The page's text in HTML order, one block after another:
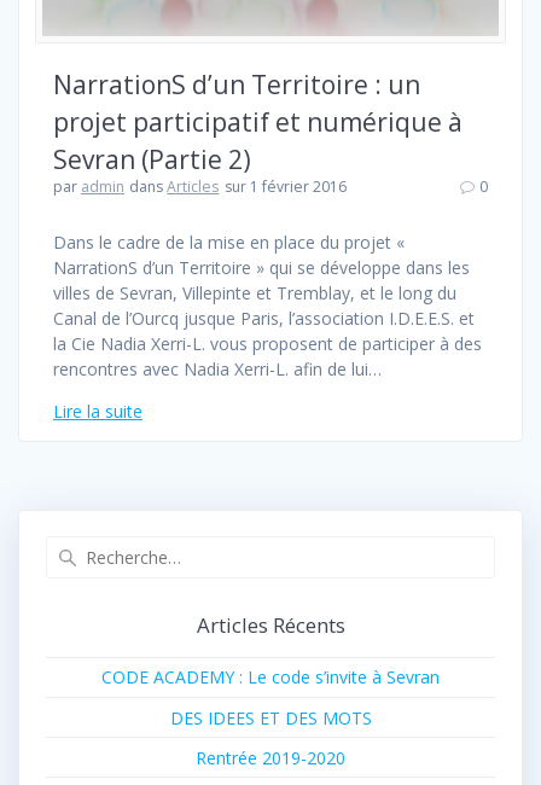
NarrationS d’un Territoire : un
projet participatif et numérique à
Sevran (Partie 2)
par admin dansArticles sur 1 février 2016 0
Dans le cadre de la mise en place du projet «
NarrationS d’un Territoire » qui se développe dans les
villes de Sevran, Villepinte et Tremblay, et le long du
Canal de l’Ourcq jusque Paris, l’association I.D.E.E.S. et
la Cie Nadia Xerri-L. vous proposent de participer à des
rencontres avec Nadia Xerri-L. afin de lui…
Lire la suite
Articles Récents
CODE ACADEMY : Le code s’invite à Sevran
DES IDEES ET DES MOTS
Rentrée 2019-2020